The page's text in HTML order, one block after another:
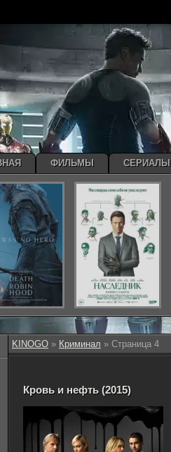
KINOGO » Криминал » Страница 4
Кровь и нефть (2015)
ФИЛЬМЫ СЕРИАЛЫ